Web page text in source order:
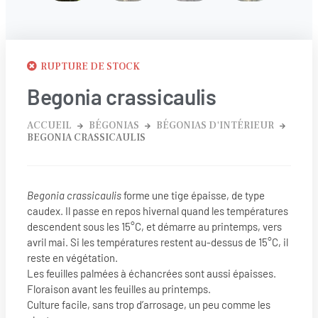
RUPTURE DE STOCK
Begonia crassicaulis
ACCUEIL BÉGONIAS
BÉGONIAS D'INTÉRIEUR
BEGONIA CRASSICAULIS
Begonia crassicaulisforme une tige épaisse, de type
caudex. Il passe en repos hivernal quand les températures
descendent sous les 15°C, et démarre au printemps, vers
avril mai. Si les températures restent au-dessus de 15°C, il
reste en végétation.
Les feuilles palmées à échancrées sont aussi épaisses.
Floraison avant les feuilles au printemps.
Culture facile, sans trop d’arrosage, un peu comme les